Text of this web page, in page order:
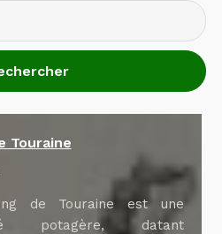
Touraine
de Touraine est une
potagère, datant